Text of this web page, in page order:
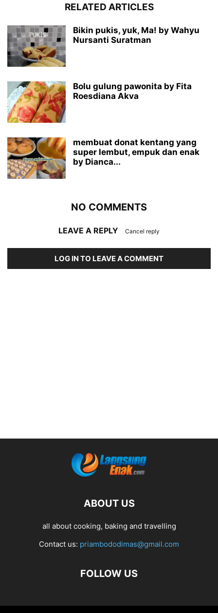
RELATED ARTICLES
Bikin pukis, yuk, Ma! by Wahyu
Nursanti Suratman
Bolu gulung pawonita by Fita
Roesdiana Akva
membuat donat kentang yang
super lembut, empuk dan enak
by Dianca...
NO COMMENTS
LEAVE A REPLY Cancel reply
LOG IN TO LEAVE A COMMENT
ABOUT US
all about cooking, baking and travelling
Contact us: priambododimas@gmail.com
FOLLOW US